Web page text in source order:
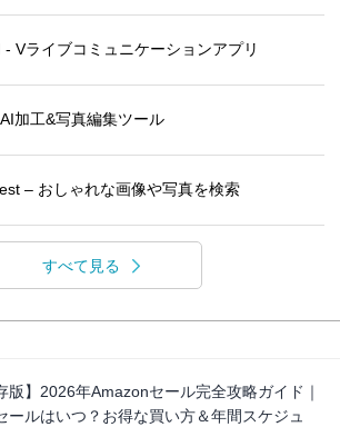
- Vライブコミュニケーションアプリ
加工&写真編集ツール
– おしゃれな画像や写真を検索
すべて見る
版】2026年Amazonセール完全攻略ガイド｜
ールはいつ？お得な買い方＆年間スケジュ